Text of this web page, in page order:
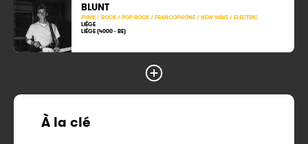
BLUNT
PUNK / ROCK / POP ROCK / FRANCOPHONE / NEW WAVE / ELECTRIC
LIÈGE
LIÈGE (4000 - BE)
À la clé